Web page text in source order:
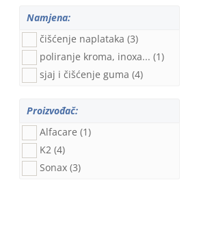
Namjena:
čišćenje naplataka (3)
poliranje kroma, inoxa... (1)
sjaj i čišćenje guma (4)
Proizvođač:
Alfacare (1)
K2 (4)
Sonax (3)